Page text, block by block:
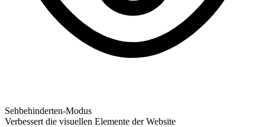
Sehbehinderten-Modus
Verbessert die visuellen Elemente der Website